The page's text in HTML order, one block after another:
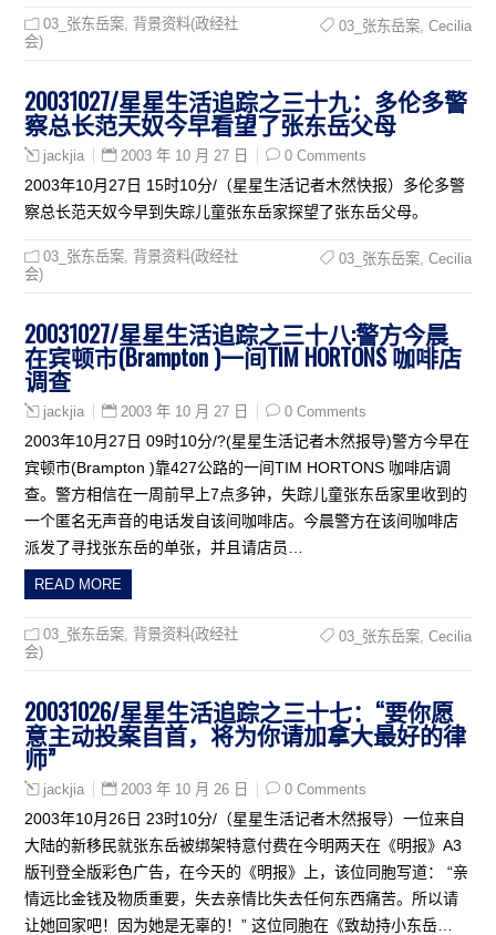
03_张东岳案 背景资料(政经社
会)
03_张东岳案, Cecilia
20031027/星星生活追踪之三十九：多伦多警
察总长范天奴今早看望了张东岳父母
jackjia 2003 年 10 月 27 日 0 Comments
2003年10月27日 15时10分/（星星生活记者木然快报）多伦多警
察总长范天奴今早到失踪儿童张东岳家探望了张东岳父母。
03_张东岳案 背景资料(政经社
会)
03_张东岳案, Cecilia
20031027/星星生活追踪之三十八:警方今晨
在宾顿市(Brampton )一间TIM HORTONS 咖啡店
调查
jackjia 2003 年 10 月 27 日 0 Comments
2003年10月27日 09时10分/?(星星生活记者木然报导)警方今早在
宾顿市(Brampton )靠427公路的一间TIM HORTONS 咖啡店调
查。警方相信在一周前早上7点多钟，失踪儿童张东岳家里收到的
一个匿名无声音的电话发自该间咖啡店。今晨警方在该间咖啡店
派发了寻找张东岳的单张，并且请店员…
READ MORE
03_张东岳案 背景资料(政经社
会)
03_张东岳案, Cecilia
20031026/星星生活追踪之三十七：“要你愿
意主动投案自首，将为你请加拿大最好的律
师”
jackjia 2003 年 10 月 26 日 0 Comments
2003年10月26日 23时10分/（星星生活记者木然报导）一位来自
大陆的新移民就张东岳被绑架特意付费在今明两天在《明报》A3
版刊登全版彩色广告，在今天的《明报》上，该位同胞写道： “亲
情远比金钱及物质重要，失去亲情比失去任何东西痛苦。所以请
让她回家吧！因为她是无辜的！” 这位同胞在《致劫持小东岳…